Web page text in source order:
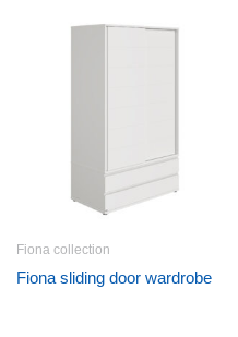
Fiona collection
Fiona sliding door wardrobe